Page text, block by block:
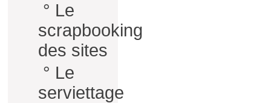
° Le
scrapbooking
des sites
° Le
serviettage